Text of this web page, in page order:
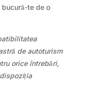
bucură-te de o
de autoturism
orice întrebări,